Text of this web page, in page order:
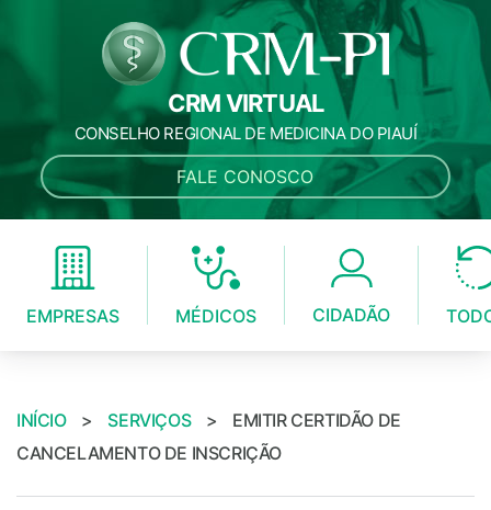
CRM VIRTUAL
CONSELHO REGIONAL DE MEDICINA DO PIAUÍ
FALE CONOSCO
EMPRESAS MÉDICOS CIDADÃO
INÍCIO > SERVIÇOS >
EMITIR CERTIDÃO DE
CANCELAMENTO DE INSCRIÇÃO